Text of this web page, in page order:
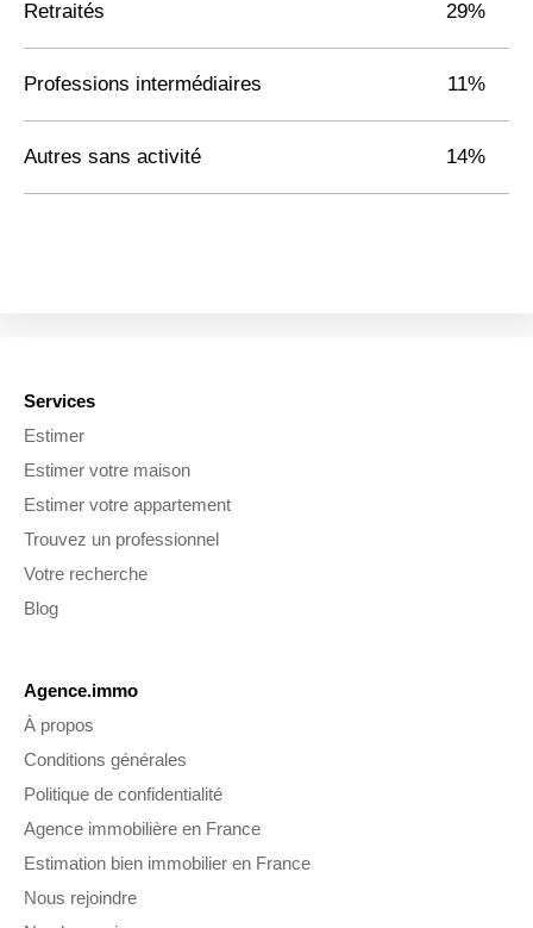
Retraités 29%
Professions intermédiaires 11%
Autres sans activité 14%
Services
Estimer
Estimer votre maison
Estimer votre appartement
Trouvez un professionnel
Votre recherche
Blog
Agence.immo
À propos
Conditions générales
Politique de confidentialité
Agence immobilière en France
Estimation bien immobilier en France
Nous rejoindre